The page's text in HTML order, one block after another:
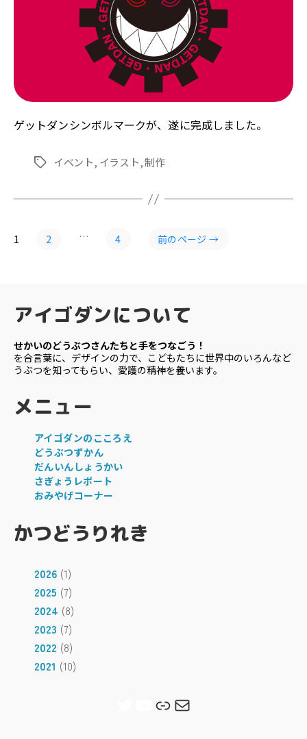
ゲットダンシンボルマークが、遂に完成しました。
タ
イベント, イラスト,制作
稿
ー
ジ
送
り
1 2 … 4 前のページ →
アイゴダンについて
せかいのどうぶつさんたちと手をつなごう！
を合言葉に、デザインの力で、こどもたちに世界中のいろんなど
うぶつを知ってもらい、愛護の精神を養います。
メニュー
アイゴダンのこころえ
どうぶつずかん
だんいんしょうかい
さぎょうレポート
おみやげコーナー
かつどうりれき
2026 (1)
2025 (7)
2024 (8)
2023 (7)
2022 (8)
2021 (10)
Twitter
YouTube
リンクメール